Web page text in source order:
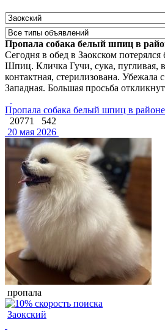
Пропала собака белый шпиц в
Сегодня в обед в Заокском
Шпиц. Кличка Гучи, сука, пугливая,
контактная, стерилизована. Убежала
Западная. Большая просьба
Пропала собака белый шпиц в районе
20771
542
20 мая 2026
пропала
Заокский